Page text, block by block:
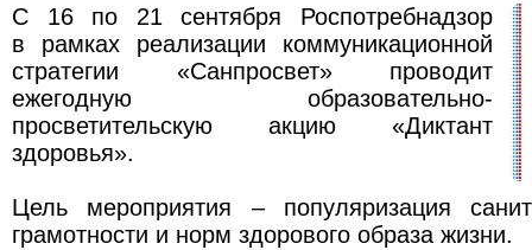
С 16 по 21 сентября Роспотребнадзор
в рамках реализации коммуникационной
стратегии «Санпросвет» проводит
ежегодную образовательно-
просветительскую акцию «Диктант
здоровья».
Цель мероприятия – популяризация
грамотности и норм здорового образа жизни.